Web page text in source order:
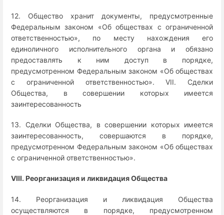
12. Общество хранит документы, предусмотренные
Федеральным законом «Об обществах с ограниченной
ответственностью», по месту нахождения его
единоличного исполнительного органа и обязано
предоставлять к ним доступ в порядке,
предусмотренном Федеральным законом «Об обществах
с ограниченной ответственностью». VII. Сделки
Общества, в совершении которых имеется
заинтересованность
13. Сделки Общества, в совершении которых имеется
заинтересованность, совершаются в порядке,
предусмотренном Федеральным законом «Об обществах
с ограниченной ответственностью».
VIII. Реорганизация и ликвидация Общества
14. Реорганизация и ликвидация Общества
осуществляются в порядке, предусмотренном